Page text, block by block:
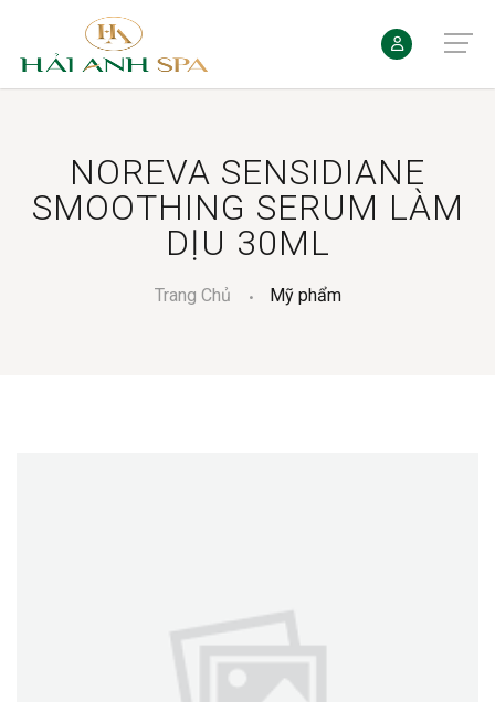
NOREVA SENSIDIANE
SMOOTHING SERUM LÀM
DỊU 30ML
Trang Chủ Mỹ phẩm